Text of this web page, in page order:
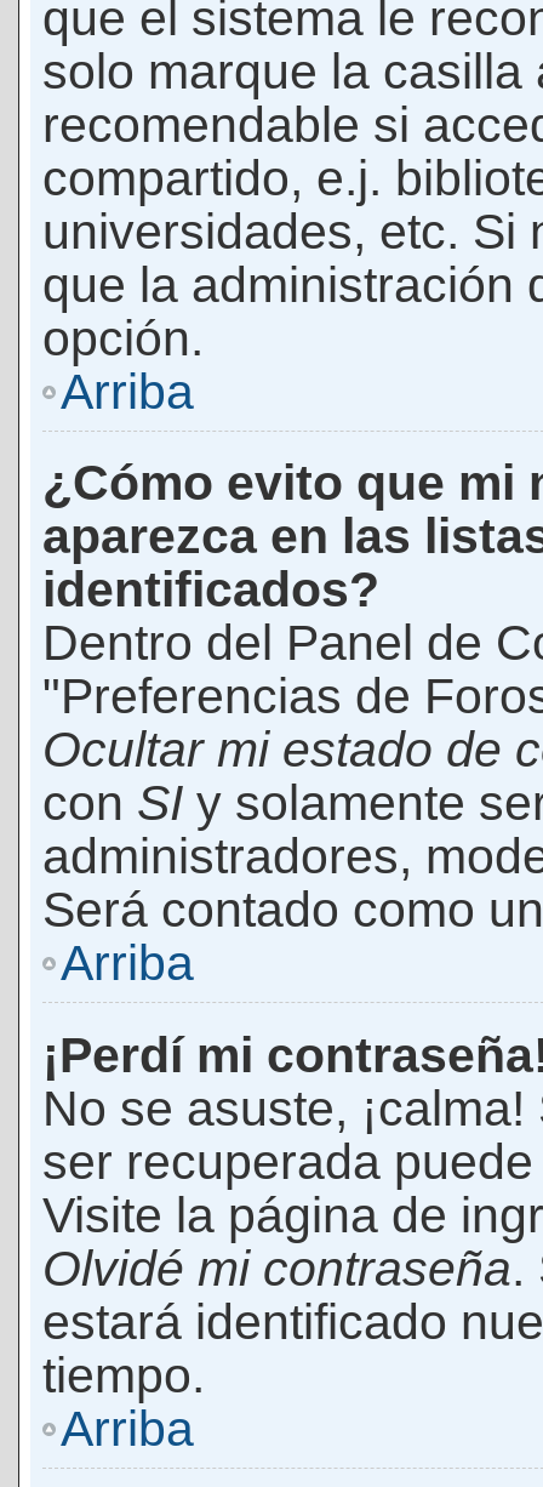
que el sistema le
solo marque la casilla
recomendable si
compartido, e.j.
universidades, etc. Si
que la administración
opción.
Arriba
¿Cómo evito que mi
aparezca en las
identificados?
Dentro del Panel de
"Preferencias de
Ocultar mi estado de
con SI y solamente
administradores,
Será contado como
Arriba
¡Perdí mi
No se asuste,
ser recuperada
Visite la página de
Olvidé mi contraseña.
estará identificado
tiempo.
Arriba